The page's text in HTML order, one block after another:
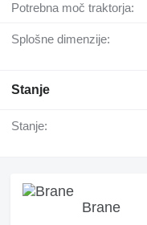
Potrebna moč traktorja:
Splošne dimenzije:
Stanje
Stanje:
Brane